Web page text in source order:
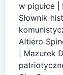
w pigułce
Słownik
Altiero
Mazurek